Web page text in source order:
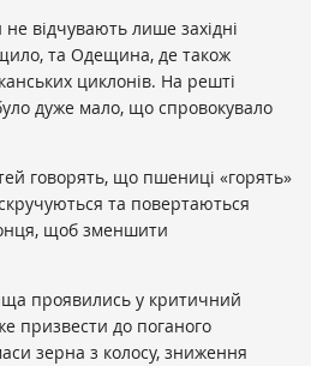
відчувають лише західні
та Одещина, де також
циклонів. На решті
дуже мало, що спровокувало
говорять, що пшениці «горять»
та повертаються
щоб зменшити
проявились у критичний
призвести до поганого
зерна з колосу, зниження